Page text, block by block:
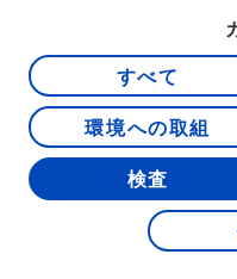
すべて
環境への取組
検査